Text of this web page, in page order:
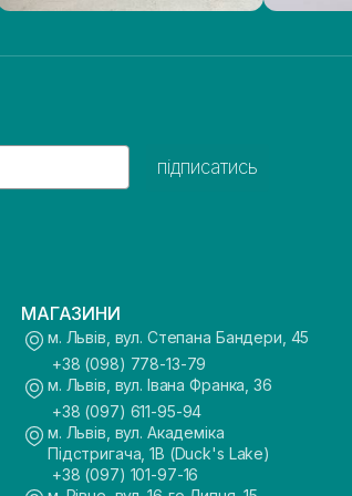
підписатись
МАГАЗИНИ
м. Львів, вул. Степана Бандери, 45
+38 (098) 778-13-79
м. Львів, вул. Івана Франка, 36
+38 (097) 611-95-94
м. Львів, вул. Академіка
Підстригача, 1В (Duck's Lake)
+38 (097) 101-97-16